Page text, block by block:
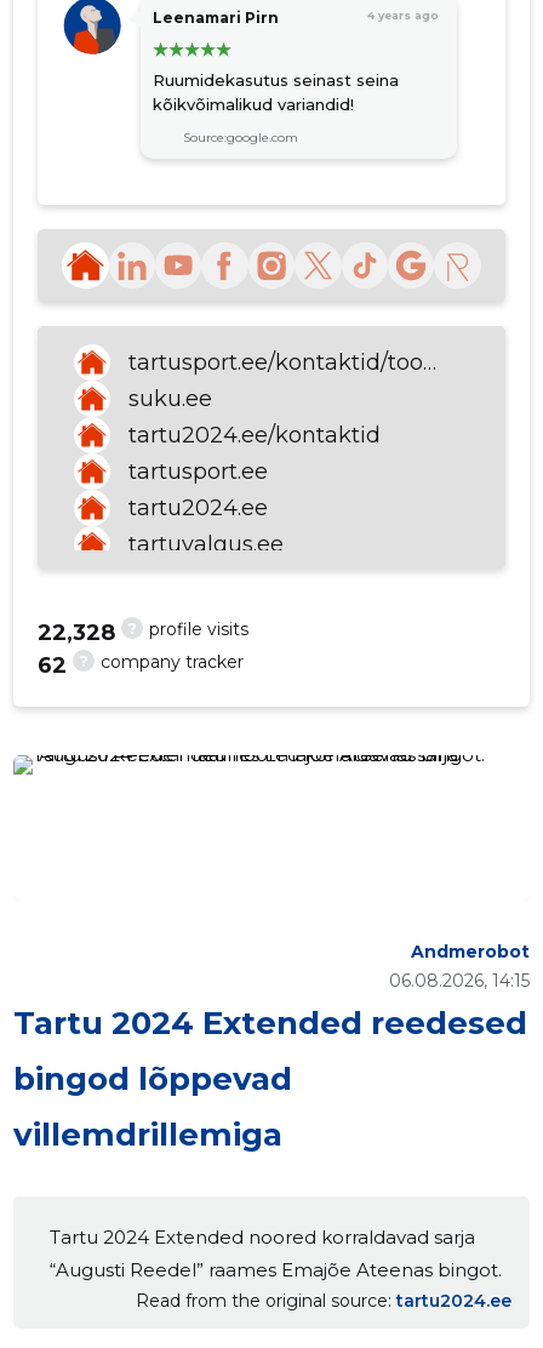
Leenamari Pirn 4 years ago
Ruumidekasutus seinast seina
kõikvõimalikud variandid!
Source:google.com
tartusport.ee/kontaktid/tootajad
suku.ee
tartu2024.ee/kontaktid
tartusport.ee
tartu2024.ee
tartuvalgus.ee
ilmatsalu.ee
tartu.ee/et
? profile visits
22,328
? company tracker
62
Tartu 2024 Extended reedesed
bingod lõppevad
villemdrillemiga
06.08.2026, 14:15
Andmerobot
Tartu 2024 Extended noored korraldavad sarja
“Augusti Reedel” raames Emajõe Ateenas bingot.
Read from the original source tartu2024.ee